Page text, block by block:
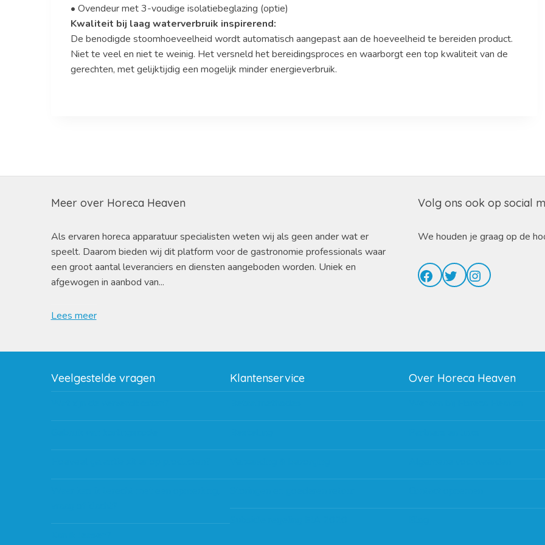
• Ovendeur met 3-voudige isolatiebeglazing (optie)
Kwaliteit bij laag waterverbruik inspirerend:
De benodigde stoomhoeveelheid wordt automatisch aangepast aan de hoeveelheid te bereiden product.
Niet te veel en niet te weinig. Het versneld het bereidingsproces en waarborgt een top kwaliteit van de
gerechten, met gelijktijdig een mogelijk minder energieverbruik.
Meer over Horeca Heaven
Als ervaren horeca apparatuur specialisten weten wij als geen ander wat er
speelt. Daarom bieden wij dit platform voor de gastronomie professionals waar
een groot aantal leveranciers en diensten aangeboden worden. Uniek en
afgewogen in aanbod van...
Lees meer
Volg ons ook op social
We houden je graag op de
Facebook
TwitterInstagram
Veelgestelde vragen Klantenservice
Subsidie regeling EIA 2020
Over Horeca Heaven